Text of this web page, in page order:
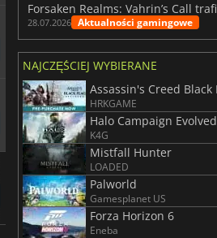
28.07.2026 Aktualności gamingowe
NAJCZĘŚCIEJ WYBIERANE
HRKGAME
Halo Campaign Evolved
K4G
Mistfall Hunter
LOADED
Palworld
Gamesplanet US
Forza Horizon 6
Eneba